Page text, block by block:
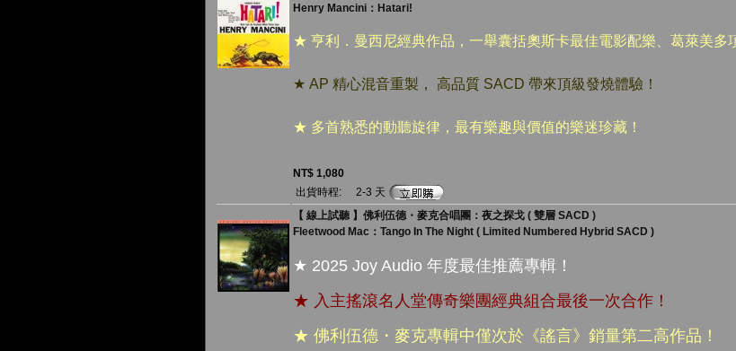
Henry Mancini：Hatari!
★ 亨利．曼西尼經典作品，一舉囊括奧斯卡最佳電影配樂、葛萊美多
★ AP 精心混音重製， 高品質 SACD 帶來頂級發燒體驗！
★ 多首熟悉的動聽旋律，最有樂趣與價值的樂迷珍藏！
NT$ 1,080
出貨時程:
2-3 天
【 線上試聽 】佛利伍德・麥克合唱團：夜之探戈 ( 雙層 SACD )
Fleetwood Mac：Tango In The Night ( Limited Numbered Hybrid SACD )
★ 2025 Joy Audio 年度最佳推薦專輯！
★ 入主搖滾名人堂傳奇樂團經典組合最後一次合作！
★ 佛利伍德・麥克專輯中僅次於《謠言》銷量第二高作品！